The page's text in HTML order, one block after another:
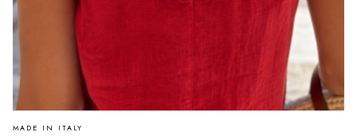
PRODUCENT
MADE IN ITALY